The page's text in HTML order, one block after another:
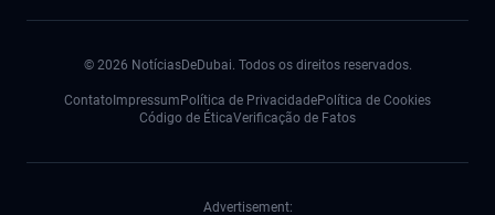
© 2026 NotíciasDeDubai. Todos os direitos reservados.
Contato Impressum Política de PrivacidadePolítica de Cookies
Código de ÉticaVerificação de Fatos
Advertisement: